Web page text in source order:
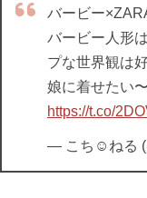
バービー
バービー人形
プな世界観は好
娘に着せたい
https://t.co/
— こち☺︎ねる